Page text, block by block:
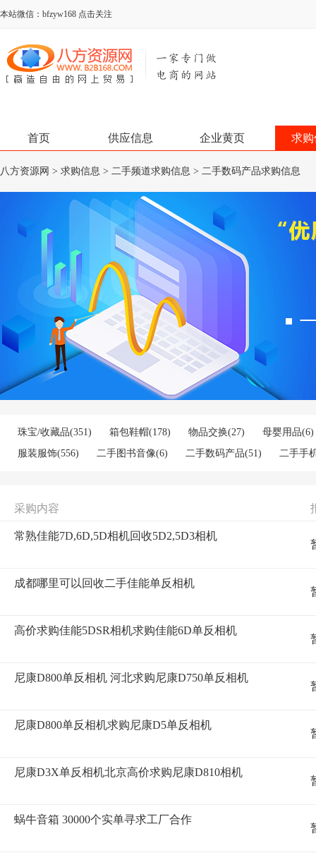
本站微信：bfzyw168 点击关注
首页 供应信息 企业黄页 求
八方资源网 > 求购信息 > 二手频道求购信息 > 二手数码产品求购信息
珠宝/收藏品(351) 箱包鞋帽(178) 物品交换(27) 母婴用品(6)
服装服饰(556) 二手图书音像(6) 二手数码产品(51)
二手手
采购内容
常熟佳能7D,6D,5D相机回收5D2,5D3相机
成都哪里可以回收二手佳能单反相机
高价求购佳能5DSR相机求购佳能6D单反相机
尼康D800单反相机 河北求购尼康D750单反相机
尼康D800单反相机求购尼康D5单反相机
尼康D3X单反相机北京高价求购尼康D810相机
蜗牛音箱 30000个实单寻求工厂合作